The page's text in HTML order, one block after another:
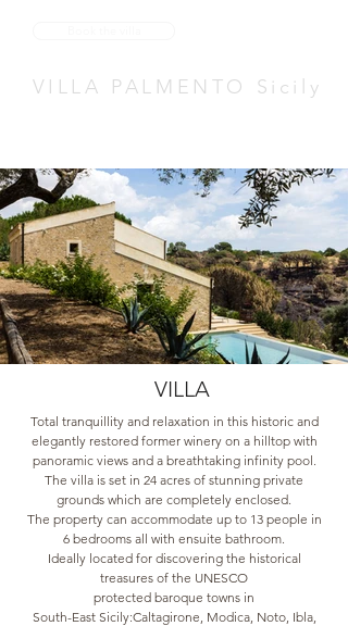
VILLA PALMENTO Sicily
VILLA
Total tranquillity and relaxation in this historic and
elegantly restored former winery on a hilltop with
panoramic views and a breathtaking infinity pool.
The villa is set in 24 acres of stunning private
grounds which are completely enclosed.
The property can accommodate up to 13 people in
6 bedrooms all with ensuite bathroom.
Ideally located for discovering the historical
treasures of the UNESCO
protected baroque towns in
South-East Sicily:Caltagirone, Modica, Noto, Ibla,